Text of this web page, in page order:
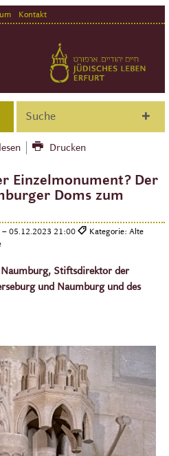
Kontakt
Suche
Drucken
Einzelmonument? Der
Doms zum
05.12.2023 21:00
Kategorie: Alte
Stiftsdirektor der
und Naumburg und des